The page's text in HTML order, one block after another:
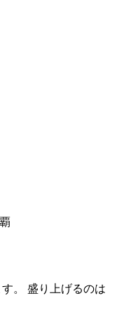
。 盛り上げるのは